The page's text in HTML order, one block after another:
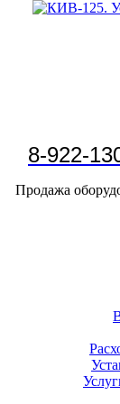
8-922-
Продажа